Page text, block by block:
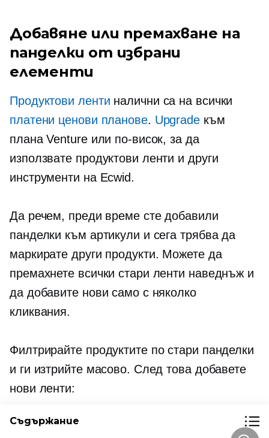
Добавяне или премахване на
панделки от избрани
елементи
Продуктови ленти налични са на всички
платени ценови планове. Upgradeкъм
плана Venture или по-висок, за да
използвате продуктови ленти и други
инструменти на Ecwid.
Да речем, преди време сте добавили
панделки към артикули и сега трябва да
маркирате други продукти. Можете да
премахнете всички стари ленти наведнъж и
да добавите нови само с няколко
кликвания.
Филтрирайте продуктите по стари панделки
и ги изтрийте масово. След това добавете
нови ленти:
Съдържание